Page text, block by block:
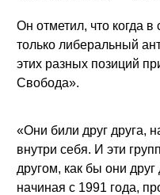
Он отметил, что когда
только либеральный
этих разных позиций
Свобода».
«Они били друг друга,
внутри себя. И эти
другом, как бы они
начиная с 1991 года,